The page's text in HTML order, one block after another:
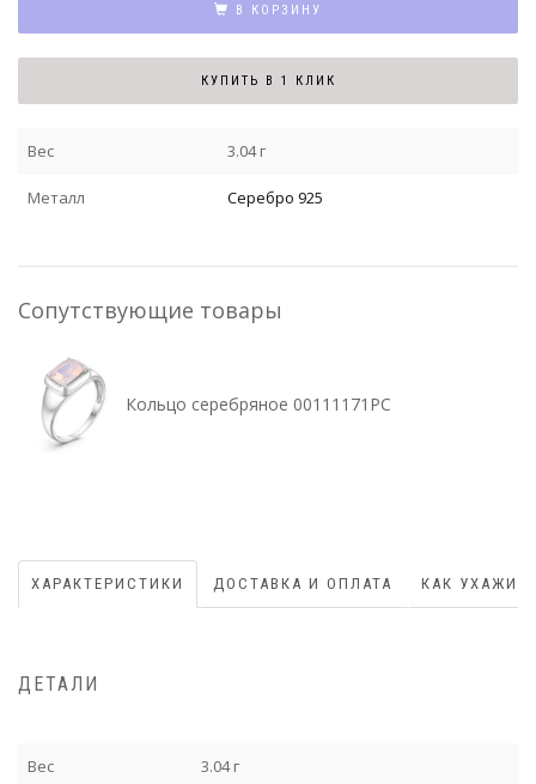
В КОРЗИНУ
КУПИТЬ В 1 КЛИК
Вес 3.04 г
Металл Серебро 925
Сопутствующие товары
Кольцо серебряное 00111171РС
ХАРАКТЕРИСТИКИ ДОСТАВКА И ОПЛАТА КАК
ДЕТАЛИ
Вес 3.04 г